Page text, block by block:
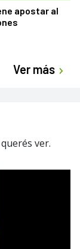
apostar al
Ver más
ver.